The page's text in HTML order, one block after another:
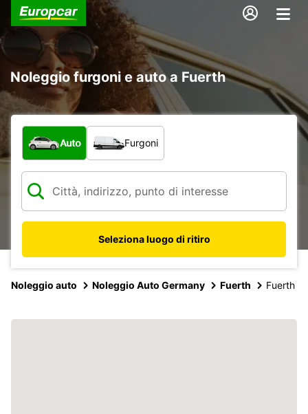
Noleggio furgoni e auto a Fuerth
Scegli la tipologia di veicolo:
Auto Furgoni
Seleziona luogo di ritiro
Noleggio auto Noleggio Auto Germany Fuerth Fuerth